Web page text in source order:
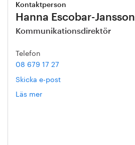
Kontaktperson
Hanna Escobar-Jansson
Kommunikationsdirektör
Telefon
08 679 17 27
Skicka e-post
Läs mer